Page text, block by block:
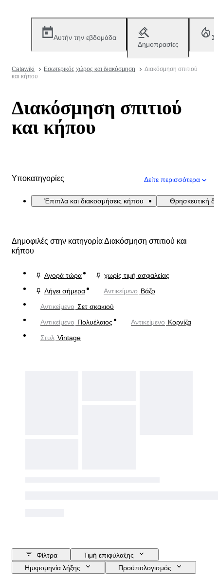
Αυτήν την εβδομάδα
Δημοπρασίες
Catawiki Εσωτερικός χώρος και διακόσμηση
Διακόσμηση σπιτιού
και κήπου
Διακόσμηση σπιτιού
και κήπου
Υποκατηγορίες Δείτε περισσότερα
Έπιπλα και διακοσμήσεις κήπου Θρησκευτική
Δημοφιλές στην κατηγορία Διακόσμηση σπιτιού και
κήπου
Αγορά τώρα
χωρίς τιμή ασφαλείας
Λήγει σήμερα
Αντικείμενο Βάζο
Αντικείμενο Σετ σκακιού
Αντικείμενο Πολυέλαιος Αντικείμενο Κορνίζα
Στυλ Vintage
Φίλτρα
Τιμή επιφύλαξης
Ημερομηνία λήξης
Προϋπολογισμός